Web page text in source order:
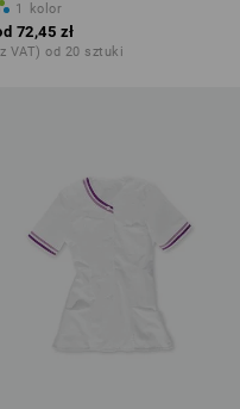
1 kolor
72,45 zł
VAT) od 20 sztuki